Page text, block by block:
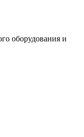
оборудования и